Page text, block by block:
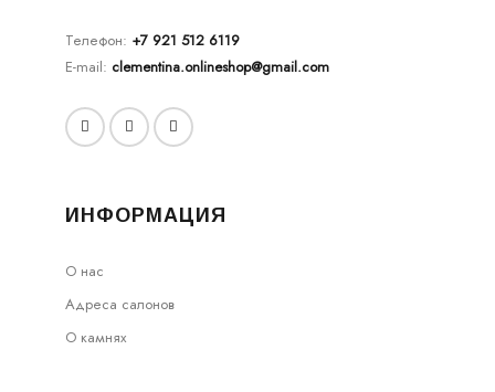
Телефон: +7 921 512 6119
E-mail: clementina.onlineshop@gmail.com
ИНФОРМАЦИЯ
О нас
Адреса салонов
О камнях